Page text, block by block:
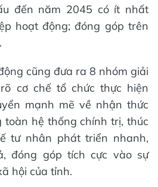
đến năm 2045 có ít nhất
hoạt động; đóng góp trên
cũng đưa ra 8 nhóm giải
cơ chế tổ chức thực hiện
mạnh mẽ về nhận thức
hệ thống chính trị, thúc
tư nhân phát triển nhanh,
đóng góp tích cực vào sự
hội của tỉnh.